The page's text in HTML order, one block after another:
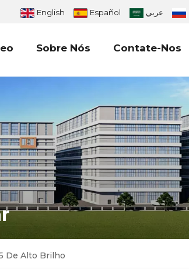
English Español عربي
Sobre Nós Contate-Nos
De Alto Brilho